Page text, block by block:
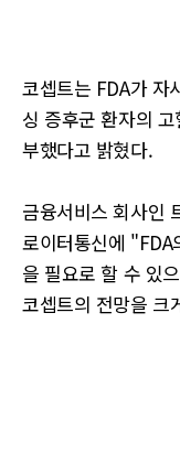
코셉트는 FDA가 자
싱 증후군 환자의
부했다고 밝혔다.
금융서비스 회사인
로이터통신에 "FDA
을 필요로 할 수 있
코셉트의 전망을 크